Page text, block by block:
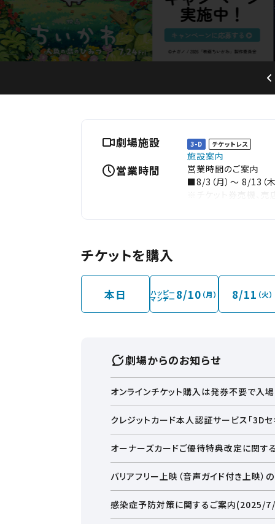
お近くの劇場から選ぶ
劇場施設 3-D チケットレス
施設案内
営業時間
営業時間のご案内
■8/3（月）～ 8/13
チケットを購入
本日 ハッピー
マンデー 8/10 （月） 8/11 （火）
劇場からのお知らせ
オンラインチケット購入は発券不要で入
クレジットカード本人認証サービス「3D
オーナーズカードご優待特典改定に関す
バリアフリー上映（音声ガイド付き上映）
感染症予防対策に関するご案内(2025/